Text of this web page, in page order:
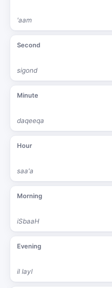
'aam
Second
sigond
Minute
daqeeqa
Hour
saa'a
Morning
iSbaaH
Evening
il layl